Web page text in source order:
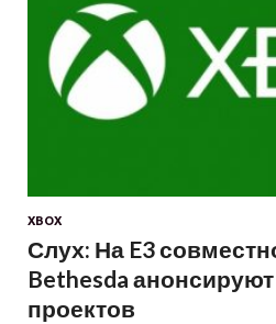
XBOX
Слух: На E3
Bethesda
проектов